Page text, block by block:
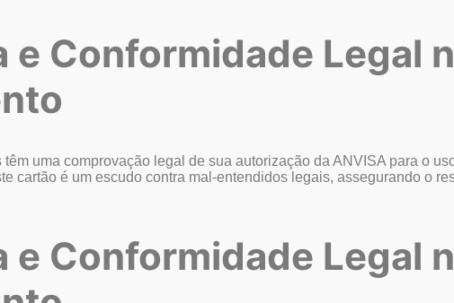
e Conformidade Legal
uma comprovação legal de sua autorização da ANVISA para o
cartão é um escudo contra mal-entendidos legais, assegurando o
e Conformidade Legal